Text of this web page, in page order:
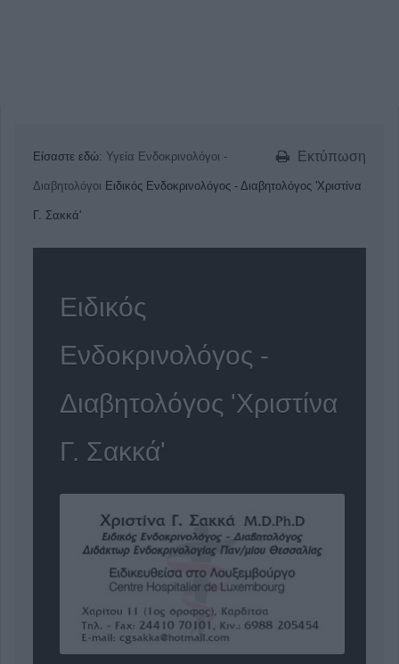
Εκτύπωση
Είσαστε εδώ: Υγεία Ενδοκρινολόγοι -
Διαβητολόγοι Ειδικός Ενδοκρινολόγος - Διαβητολόγος 'Χριστίνα
Γ. Σακκά'
Ειδικός
Ενδοκρινολόγος -
Διαβητολόγος 'Χριστίνα
Γ. Σακκά'